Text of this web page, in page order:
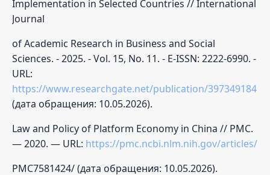
Implementation in Selected Countries // International
Journal
of Academic Research in Business and Social
Sciences. - 2025. - Vol. 15, No. 11. - E-ISSN: 2222-6990. -
URL:
https://www.researchgate.net/publication/397349184
(дата обращения: 10.05.2026).
Law and Policy of Platform Economy in China // PMC.
— 2020. — URL: https://pmc.ncbi.nlm.nih.gov/articles/
PMC7581424/ (дата обращения: 10.05.2026).